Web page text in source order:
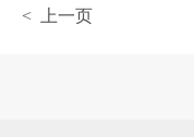
< 上一页